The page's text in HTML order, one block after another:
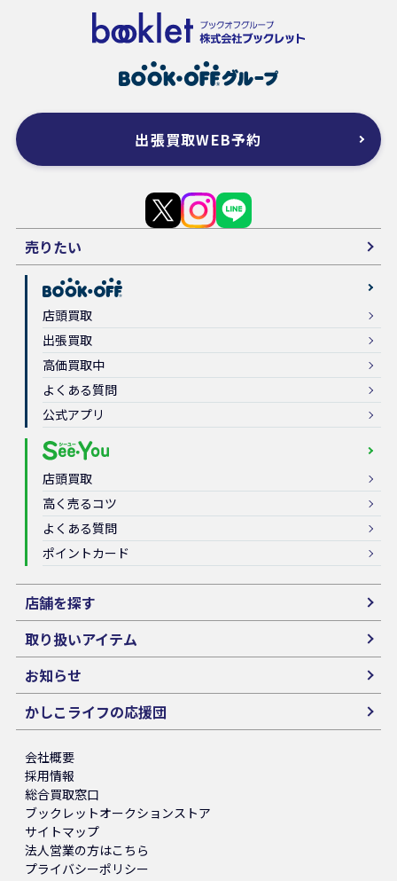
出張買取WEB予約
売りたい
店頭買取
出張買取
高価買取中
よくある質問
公式アプリ
店頭買取
高く売るコツ
よくある質問
ポイントカード
店舗を探す
取り扱いアイテム
お知らせ
かしこライフの応援団
会社概要
採用情報
総合買取窓口
ブックレットオークションストア
サイトマップ
法人営業の方はこちら
プライバシーポリシー